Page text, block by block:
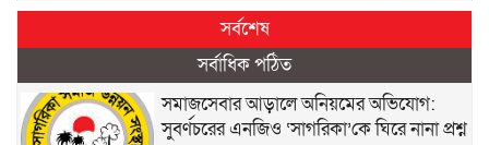
সর্বশেষ
সর্বাধিক পঠিত
সমাজসেবার আড়ালে অনিয়মের অভিযোগ:
সুবর্ণচরের এনজিও ‘সাগরিকা’কে ঘিরে নানা প্রশ্ন